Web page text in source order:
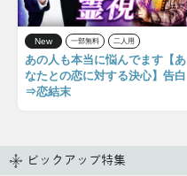
New 一部無料 二人用
あの人も本当に悩んでます【あ
なたとの恋に対する決心】告白
⇒恋結末
ピックアップ特集